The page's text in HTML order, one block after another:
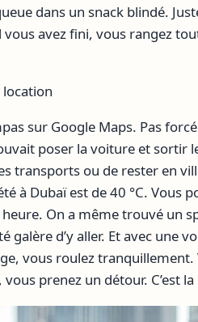
dans un snack blindé.
avez fini, vous rangez
sur Google Maps. Pas
poser la voiture et sortir
transports ou de rester en
à Dubaï est de 40 °C. Vous
On a même trouvé un
d’y aller. Et avec une
vous roulez tranquillement.
prenez un détour. C’est